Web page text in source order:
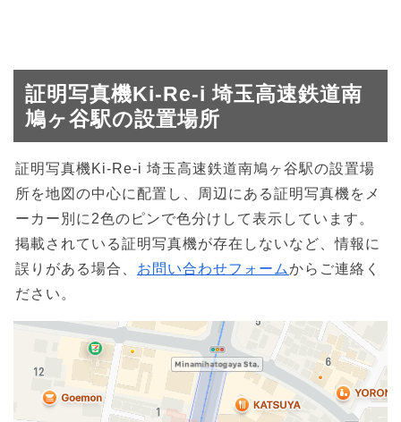
証明写真機Ki-Re-i 埼玉高速鉄道南
鳩ヶ谷駅の設置場所
証明写真機Ki-Re-i 埼玉高速鉄道南鳩ヶ谷駅の設置場
所を地図の中心に配置し、周辺にある証明写真機をメ
ーカー別に2色のピンで色分けして表示しています。
掲載されている証明写真機が存在しないなど、情報に
誤りがある場合、 お問い合わせフォームからご連絡く
ださい。